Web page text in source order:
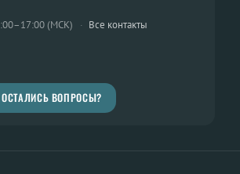
(МСК) · Все контакты
ОСТАЛИСЬ ВОПРОСЫ?